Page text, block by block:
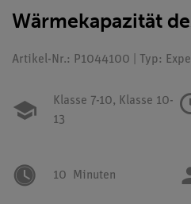
Wärmekapazität
Artikel-Nr.: P1044100 | Typ:
Klasse 7-10, Klasse 10-
13
10 Minuten